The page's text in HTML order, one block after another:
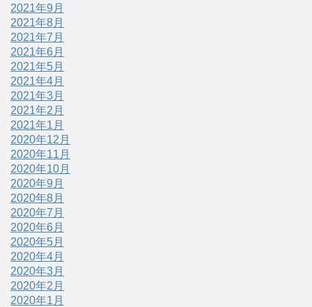
2021年9月
2021年8月
2021年7月
2021年6月
2021年5月
2021年4月
2021年3月
2021年2月
2021年1月
2020年12月
2020年11月
2020年10月
2020年9月
2020年8月
2020年7月
2020年6月
2020年5月
2020年4月
2020年3月
2020年2月
2020年1月